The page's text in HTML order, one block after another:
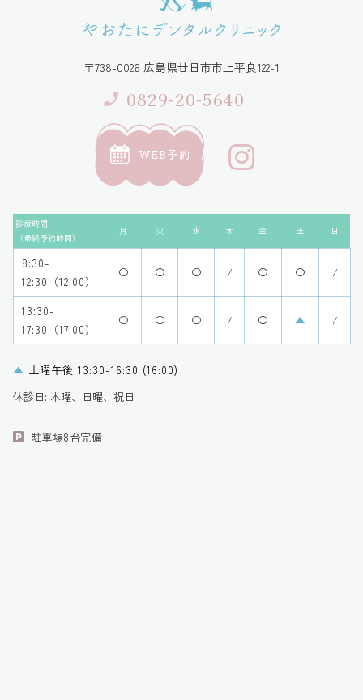
〒738-0026 広島県廿日市市上平良122-1
0829-20-5640
WEB予約
診療時間
（最終予約時間）
月 火 水 木 金 土 日
8:30-
12:30（12:00）
〇 〇 〇 / 〇 〇 /
13:30-
17:30（17:00）
〇 〇 〇 / 〇 ▲ /
▲ 土曜午後 13:30-16:30 (16:00)
休診日: 木曜、日曜、祝日
駐車場8台完備